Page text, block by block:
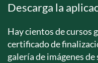
Descarga la
Hay cientos de cursos
certificado de
galería de imágenes